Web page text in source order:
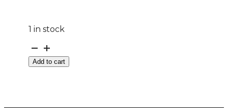
1 in stock
DOT255/50
R
19Add to cart